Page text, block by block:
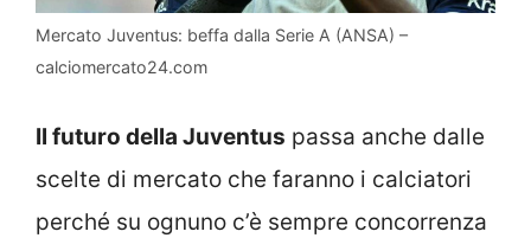
Mercato Juventus: beffa dalla Serie A (ANSA) –
calciomercato24.com
Il futuro della Juventus passa anche dalle
scelte di mercato che faranno i calciatori
perché su ognuno c’è sempre concorrenza